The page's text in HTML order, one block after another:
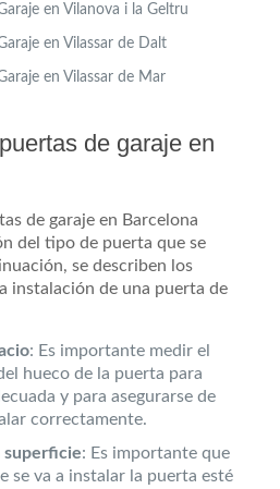
en Vilanova i la Geltru
en Vilassar de Dalt
en Vilassar de Mar
de garaje en
de garaje en Barcelona
del tipo de puerta que se
se describen los
instalación de una puerta de
: Es importante medir el
hueco de la puerta para
y para asegurarse de
correctamente.
superficie: Es importante que
se va a instalar la puerta esté